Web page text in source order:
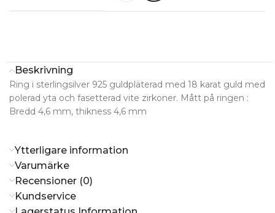
Beskrivning
Ring i sterlingsilver 925 guldpläterad med 18 karat guld med
polerad yta och fasetterad vite zirkoner. Mått på ringen :
Bredd 4,6 mm, thikness 4,6 mm
Ytterligare information
Varumärke
Recensioner (0)
Kundservice